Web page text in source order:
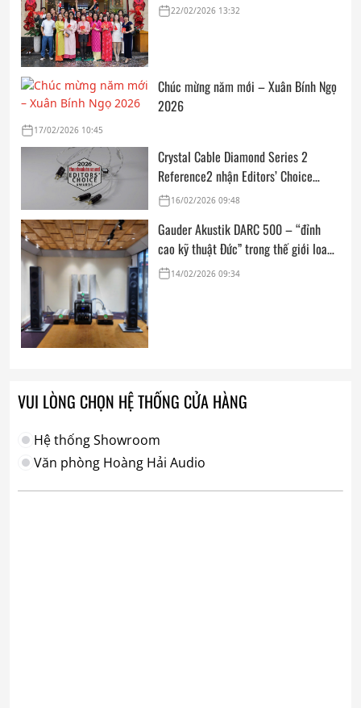
cửa, trọn vẹn lời chúc đầu năm
22/02/2026 13:32
Chúc mừng năm mới – Xuân Bính Ngọ
2026
17/02/2026 10:45
Crystal Cable Diamond Series 2
Reference2 nhận Editors’ Choice
Award: Dedicated Audio 2026 từ The
16/02/2026 09:48
Gauder Akustik DARC 500 – “đỉnh
cao kỹ thuật Đức” trong thế giới loa
hi-end tham chiếu
14/02/2026 09:34
VUI LÒNG CHỌN HỆ THỐNG CỬA HÀNG
Hệ thống Showroom
Văn phòng Hoàng Hải Audio